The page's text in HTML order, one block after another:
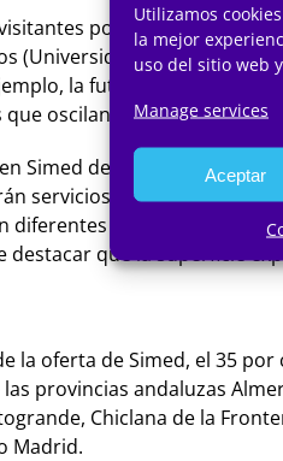
Utilizamos
la mejor
uso del sitio web
Manage services
Aceptar
podrán conocer a
(Universidad), Distrito Zeta
la futura promoción
oscilan entre los 511 y los
Simed descuentos de
servicios, como
diferentes herramientas
que la superficie
la oferta de Simed, el 35
provincias andaluzas
Chiclana de la
Madrid.